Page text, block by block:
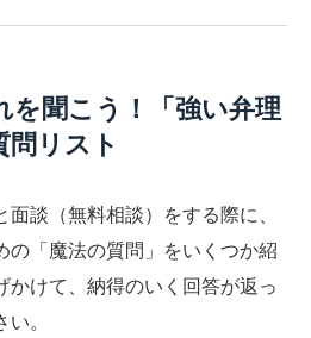
を聞こう！「強い弁理
問リスト
談（無料相談）をする際に、
の「魔法の質問」をいくつか紹
かけて、納得のいく回答が返っ
。